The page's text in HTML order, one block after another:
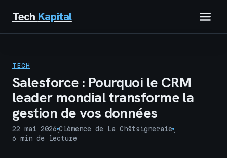
Tech Kapital
BUSINESS
MARKETING
TECH
Salesforce : Pourquoi le CRM
leader mondial transforme la
gestion de vos données
22 mai 2026
·
Clémence de La Châtaigneraie
·
6 min de lecture